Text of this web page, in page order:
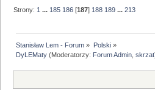
Strony: 1 ... 185 186 [187] 188 189 ...213
Stanisław Lem - Forum » Polski»
DyLEMaty (Moderatorzy: Forum Admin,skrzat